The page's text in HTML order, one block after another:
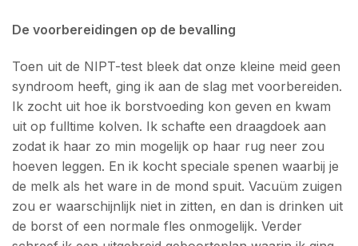
De voorbereidingen op de bevalling
Toen uit de NIPT-test bleek dat onze kleine meid geen
syndroom heeft, ging ik aan de slag met voorbereiden.
Ik zocht uit hoe ik borstvoeding kon geven en kwam
uit op fulltime kolven. Ik schafte een draagdoek aan
zodat ik haar zo min mogelijk op haar rug neer zou
hoeven leggen. En ik kocht speciale spenen waarbij je
de melk als het ware in de mond spuit. Vacuüm zuigen
zou er waarschijnlijk niet in zitten, en dan is drinken uit
de borst of een normale fles onmogelijk. Verder